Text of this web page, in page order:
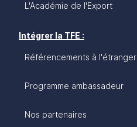
L'Académie de l'Export
Intégrer la TFE :
Référencements à l'étranger
Programme ambassadeur
Nos partenaires